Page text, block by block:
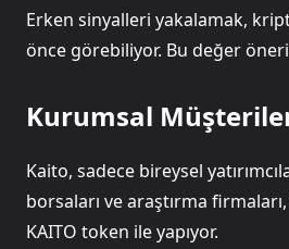
Erken sinyalleri yakalamak,
önce görebiliyor. Bu değer
Kurumsal
Kaito, sadece bireysel
borsaları ve araştırma
KAITO token ile yapıyor.